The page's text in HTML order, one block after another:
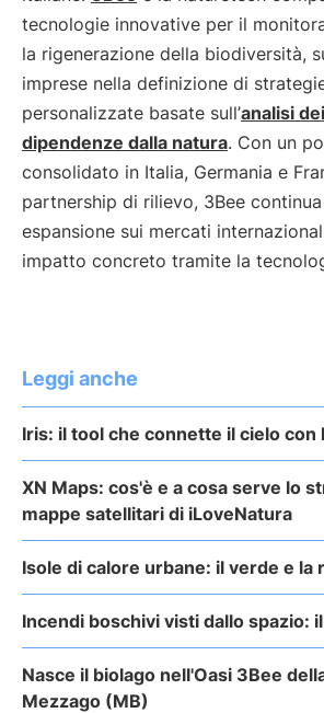
tecnologie innovative per il
la rigenerazione della biodiversità,
imprese nella definizione di
personalizzate basate sull’analisi
dipendenze dalla natura. Con un
consolidato in Italia, Germania e
partnership di rilievo, 3Bee
espansione sui mercati
impatto concreto tramite la
Leggi anche
Iris: il tool che connette il cielo con
XN Maps: cos'è e a cosa serve lo
mappe satellitari di iLoveNatura
Isole di calore urbane: il verde e
Incendi boschivi visti dallo spazio:
Nasce il biolago nell'Oasi 3Bee
Mezzago (MB)